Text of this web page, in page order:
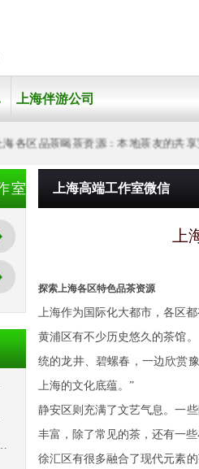
上海伴游公司
各区品茶喝茶资源：本地茶友的共享宝
室
体验贴的干货库
上海高端工作室微信
探索上海各区特色品茶资源
上海作为国际化大都市，各区
黄浦区有不少历史悠久的茶馆
统的龙井、碧螺春，一边欣赏
上海的文化底蕴。”
静安区则充满了文艺气息。一
丰富，除了常见的茶，还有一
徐汇区有很多融合了现代元素